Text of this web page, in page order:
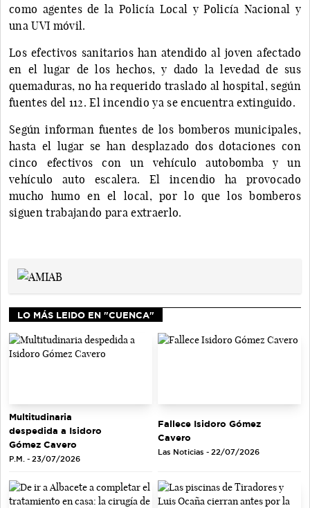
como agentes de la Policía Local y Policía Nacional y
una UVI móvil.
Los efectivos sanitarios han atendido al joven afectado
en el lugar de los hechos, y dado la levedad de sus
quemaduras, no ha requerido traslado al hospital, según
fuentes del 112. El incendio ya se encuentra extinguido.
Según informan fuentes de los bomberos municipales,
hasta el lugar se han desplazado dos dotaciones con
cinco efectivos con un vehículo autobomba y un
vehículo auto escalera. El incendio ha provocado
mucho humo en el local, por lo que los bomberos
siguen trabajando para extraerlo.
LO MÁS LEIDO EN "CUENCA"
Multitudinaria
despedida a Isidoro
Gómez Cavero
P.M. - 23/07/2026
Fallece Isidoro Gómez
Cavero
Las Noticias - 22/07/2026